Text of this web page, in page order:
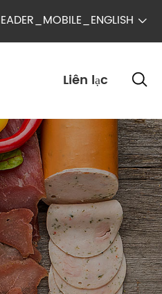

Liên lạc 